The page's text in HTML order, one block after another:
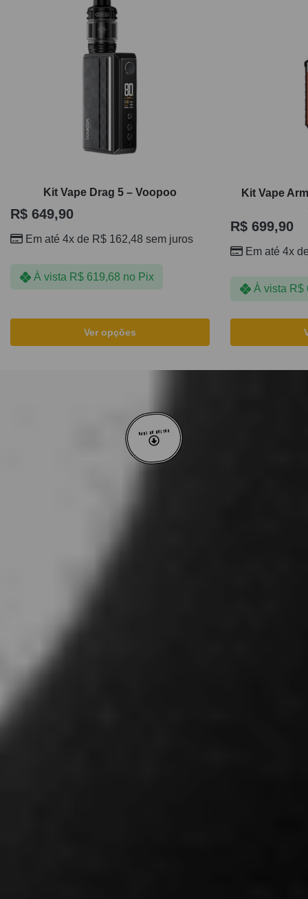
Kit Vape Drag 5 – Voopoo
R$ 649,90
Em até 4x de R$ 162,48 sem juros
À vista R$619,68 no Pix
Ver opções
Kit Vape
R$ 699,90
Em até 4x
À vista R$
VOLTAR AO TOPO